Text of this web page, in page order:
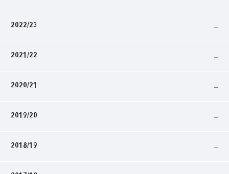
2022/23
2021/22
2020/21
2019/20
2018/19